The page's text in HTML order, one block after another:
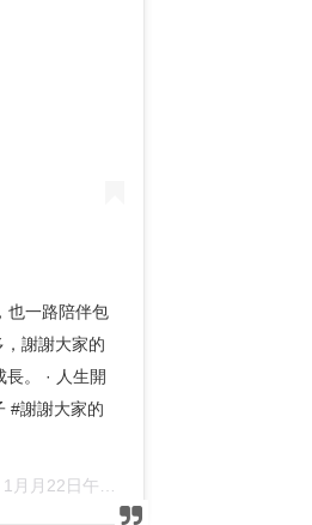
也一路陪伴包
謝謝大家的
。 · 人生開
#謝謝大家的
日午後8時00分PST